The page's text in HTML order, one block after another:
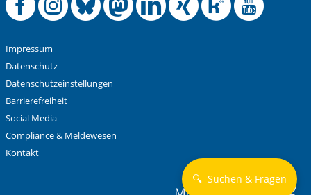
Impressum
Datenschutz
Datenschutzeinstellungen
Barrierefreiheit
Social Media
Compliance & Meldewesen
Kontakt
🔍 Suchen & Fragen